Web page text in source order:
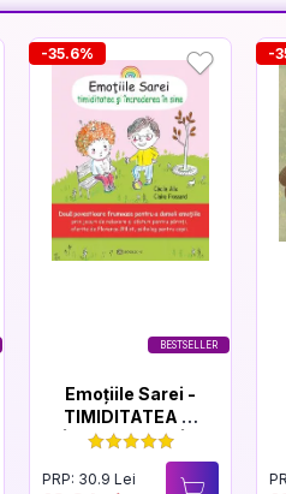
BESTSELLER
-35.6%
Emoțiile Sarei -
TIMIDITATEA ȘI
ÎNCREDEREA ÎN
PRP: 30.9 Lei
-